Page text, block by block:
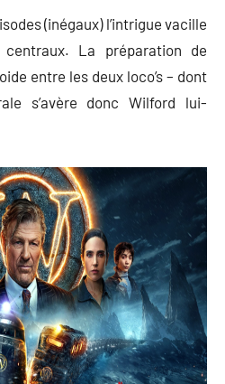
(inégaux) l’intrigue vacille
La préparation de
entre les deux loco’s – dont
s’avère donc Wilford lui-